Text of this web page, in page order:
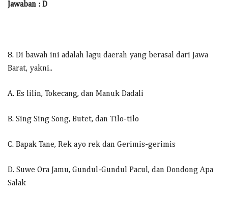
Jawaban : D
8. Di bawah ini adalah lagu daerah yang berasal dari Jawa
Barat, yakni..
A. Es lilin, Tokecang, dan Manuk Dadali
B. Sing Sing Song, Butet, dan Tilo-tilo
C. Bapak Tane, Rek ayo rek dan Gerimis-gerimis
D. Suwe Ora Jamu, Gundul-Gundul Pacul, dan Dondong Apa
Salak